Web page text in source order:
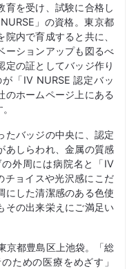
育を受け、試験に合格し
」の資格。東京都
内で育成すると共に、
ーションアップも図るべ
定の証としてバッジ作り
「IV NURSE 認定バッ
のホームページ上にある
たバッジの中央に、認定
あしらわれ、金属の質感
外周には病院名と「IV
チョイスや光沢感にこだ
にした清潔感のある色使
その出来栄えにご満足い
京都豊島区上池袋。「総
ための医療をめざす」